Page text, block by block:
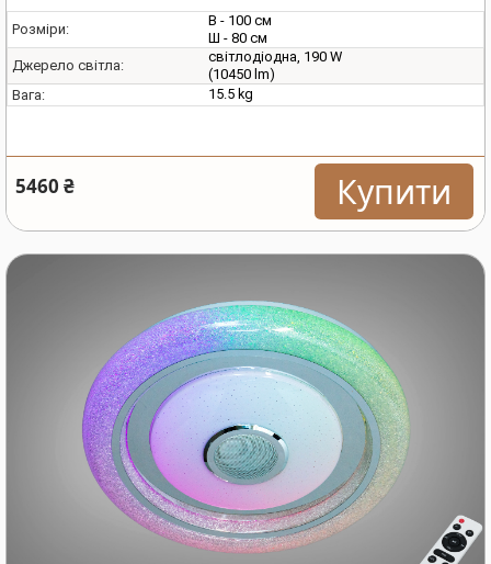
Розміри:
В - 100 см
Ш - 80 см
Джерело світла:
світлодіодна, 190 W
(10450 lm)
Вага:
15.5 kg
5460 ₴ Купити